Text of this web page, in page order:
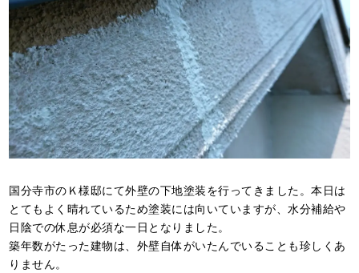
国分寺市のＫ様邸にて外壁の下地塗装を行ってきました。本日は
とてもよく晴れているため塗装には向いていますが、水分補給や
日陰での休息が必須な一日となりました。
築年数がたった建物は、外壁自体がいたんでいることも珍しくあ
りません。